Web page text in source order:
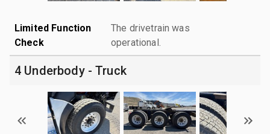
Limited Function
Check
The drivetrain was
operational.
4 Underbody - Truck